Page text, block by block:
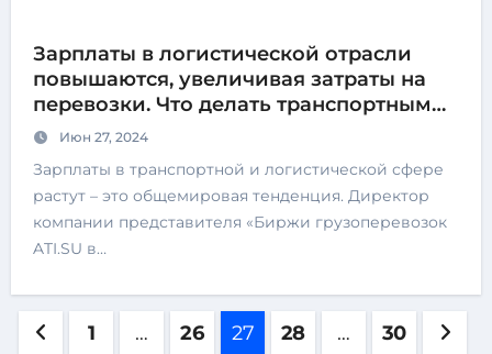
Зарплаты в логистической отрасли
повышаются, увеличивая затраты на
перевозки. Что делать транспортным
компаниям?
Июн 27, 2024
Зарплаты в транспортной и логистической сфере
растут – это общемировая тенденция. Директор
компании представителя «Биржи грузоперевозок
ATI.SU в…
1 … 26 27 28 … 30